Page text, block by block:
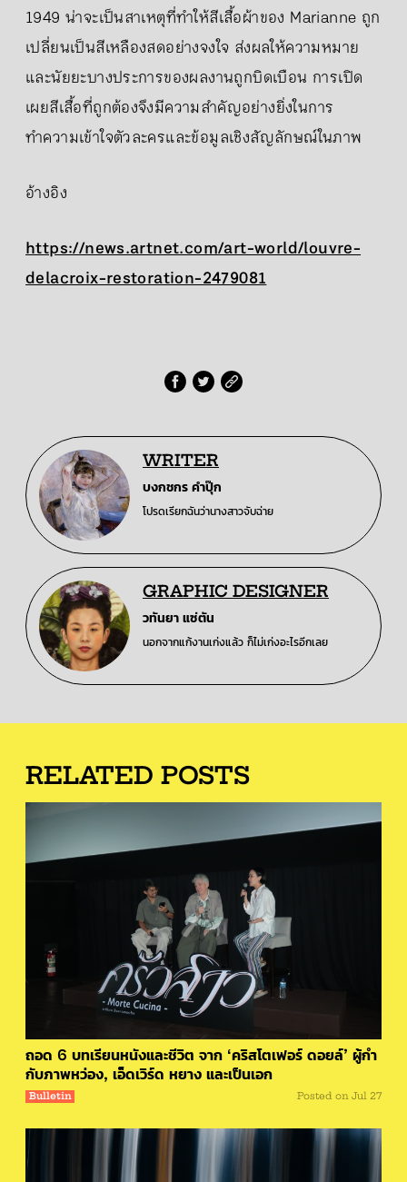
1949 น่าจะเป็นสาเหตุที่ทำให้สีเสื้อผ้าของ Marianne ถูก
เปลี่ยนเป็นสีเหลืองสดอย่างจงใจ ส่งผลให้ความหมาย
และนัยยะบางประการของผลงานถูกบิดเบือน การเปิด
เผยสีเสื้อที่ถูกต้องจึงมีความสำคัญอย่างยิ่งในการ
ทำความเข้าใจตัวละครและข้อมูลเชิงสัญลักษณ์ในภาพ
อ้างอิง
https://news.artnet.com/art-world/louvre-
delacroix-restoration-2479081
WRITER
บงกชกร คำปุ๊ก
โปรดเรียกฉันว่านางสาวจับฉ่าย
GRAPHIC DESIGNER
วทันยา แซ่ตัน
นอกจากแก้งานเก่งแล้ว ก็ไม่เก่งอะไรอีกเลย
RELATED POSTS
ถอด 6 บทเรียนหนังและชีวิต จาก ‘คริสโตเฟอร์ ดอยล์’ ผู้กำ
กับภาพหว่อง, เอ็ดเวิร์ด หยาง และเป็นเอก
Bulletin Posted on Jul 27